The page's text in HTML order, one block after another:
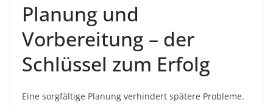
Planung und
Vorbereitung – der
Schlüssel zum Erfolg
Eine sorgfältige Planung verhindert spätere Probleme.